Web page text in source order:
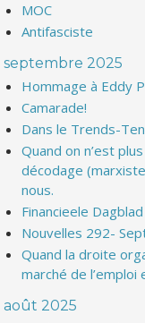
MOC
Antifasciste
septembre 2025
Hommage à Eddy
Camarade!
Dans le Trends-
Quand on n’est
décodage
nous.
Financieele Dagblad
Nouvelles 292-
Quand la droite
marché de l’emploi
août 2025